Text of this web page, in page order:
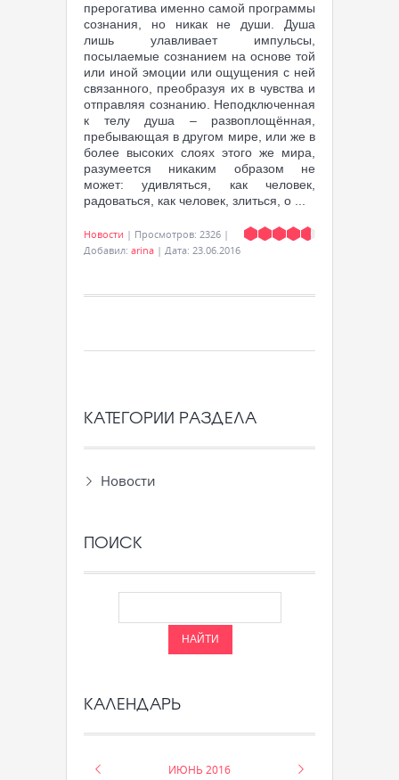
прерогатива именно самой программы
сознания, но никак не души. Душа
лишь улавливает импульсы,
посылаемые сознанием на основе той
или иной эмоции или ощущения с ней
связанного, преобразуя их в чувства и
отправляя сознанию. Неподключенная
к телу душа – развоплощённая,
пребывающая в другом мире, или же в
более высоких слоях этого же мира,
разумеется никаким образом не
может: удивляться, как человек,
радоваться, как человек, злиться, о
Новости | Просмотров: 2326 |
Добавил: arina | Дата: 23.06.2016
КАТЕГОРИИ РАЗДЕЛА
Новости
ПОИСК
КАЛЕНДАРЬ
ИЮНЬ 2016